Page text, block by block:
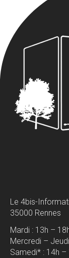
Le 4bis-
35000 Rennes
Mardi : 13h –
Mercredi –
Samedi* : 14h –